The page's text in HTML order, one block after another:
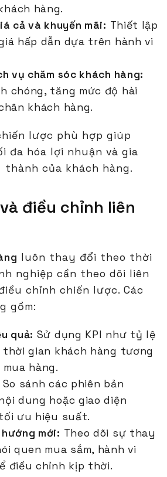
hàng.
cả và khuyến mãi: Thiết lập
hấp dẫn dựa trên hành vi
vụ chăm sóc khách hàng:
chóng, tăng mức độ hài
khách hàng.
lược phù hợp giúp
đa hóa lợi nhuận và gia
của khách hàng.
điều chỉnh liên
luôn thay đổi theo thời
nghiệp cần theo dõi liên
chỉnh chiến lược. Các
gồm:
quả: Sử dụng KPI như tỷ lệ
gian khách hàng tương
hàng.
So sánh các phiên bản
dung hoặc giao diện
ưu hiệu suất.
mới: Theo dõi sự thay
quen mua sắm, hành vi
điều chỉnh kịp thời.